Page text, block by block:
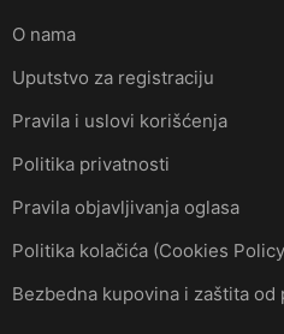
O nama
Uputstvo za registraciju
Pravila i uslovi korišćenja
Politika privatnosti
Pravila objavljivanja oglasa
Politika kolačića (Cookies
Bezbedna kupovina i zaštita od